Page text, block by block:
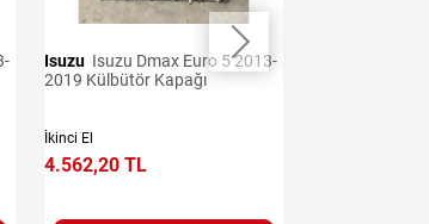
Isuzu
2019 Külbütör Kapağı
İkinci El
4.562,20 TL